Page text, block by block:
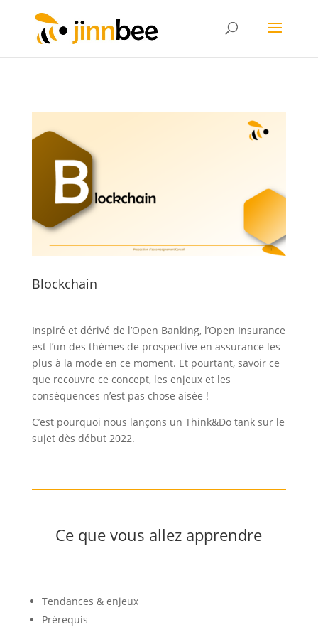
Blockchain
Inspiré et dérivé de l’Open Banking, l’Open Insurance
est l’un des thèmes de prospective en assurance les
plus à la mode en ce moment. Et pourtant, savoir ce
que recouvre ce concept, les enjeux et les
conséquences n’est pas chose aisée !
C’est pourquoi nous lançons un Think&Do tank sur le
sujet dès début 2022.
Ce que vous allez apprendre
Tendances & enjeux
Prérequis